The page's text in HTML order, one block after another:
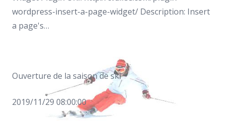
wordpress-insert-a-page-widget/ Description: Insert
a page's…
Ouverture de la saison de ski
2019/11/29 08:00:00